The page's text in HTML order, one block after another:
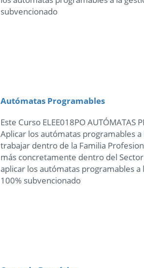
subvencionado
Autómatas Programables
Este Curso ELEE018PO AUTÓMATAS
Aplicar los autómatas programables
trabajar dentro de la Familia
más concretamente dentro del
aplicar los autómatas programables
100% subvencionado